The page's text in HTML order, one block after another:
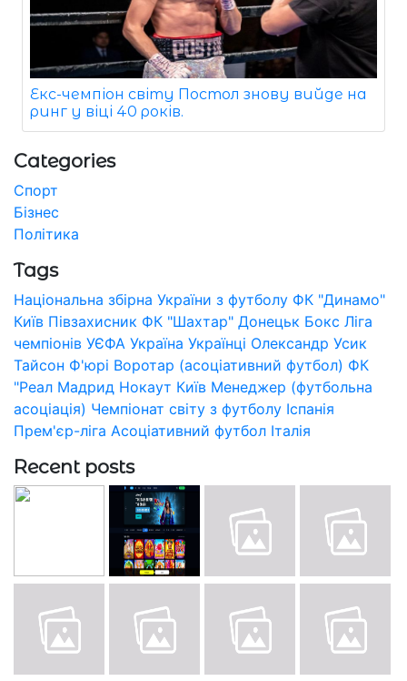
Екс-чемпіон світу Постол знову вийде на
ринг у віці 40 років.
Categories
Спорт
Бізнес
Політика
Tags
Національна збірна України з футболу ФК "Динамо"
Київ Півзахисник ФК "Шахтар" Донецьк Бокс Ліга
чемпіонів УЄФА Україна Українці Олександр Усик
Тайсон Ф'юрі Воротар (асоціативний футбол) ФК
"Реал Мадрид Нокаут Київ Менеджер (футбольна
асоціація) Чемпіонат світу з футболу Іспанія
Прем'єр-ліга Асоціативний футбол Італія
Recent posts